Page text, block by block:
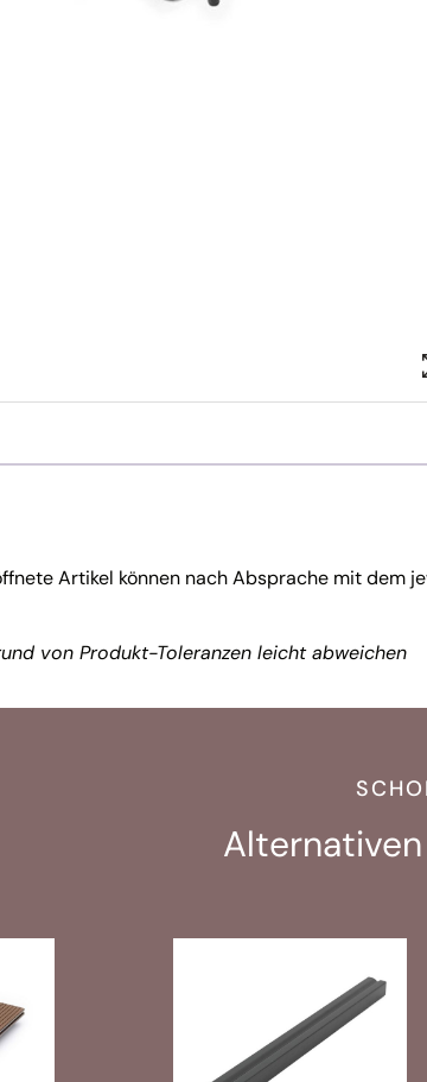
Artikel können nach Absprache mit dem
von Produkt-Toleranzen leicht abweichen